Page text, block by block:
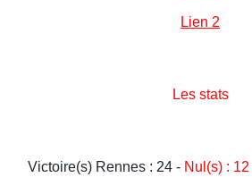
Lien 2
Les stats
Victoire(s) Rennes : 24 - Nul(s) : 12